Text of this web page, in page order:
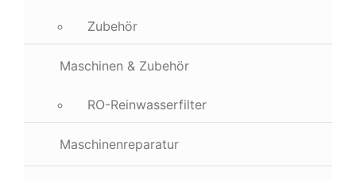
Zubehör
Maschinen & Zubehör
RO-Reinwasserfilter
Maschinenreparatur